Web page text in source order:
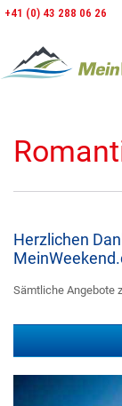
+41 (0) 43 288 06 26
Herzlichen
Sämtliche Angebote